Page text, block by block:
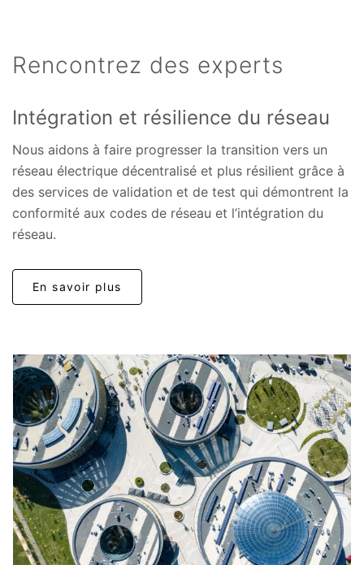
Rencontrez des experts
Intégration et résilience du réseau
Nous aidons à faire progresser la transition vers un
réseau électrique décentralisé et plus résilient grâce à
des services de validation et de test qui démontrent la
conformité aux codes de réseau et l’intégration du
réseau.
En savoir plus